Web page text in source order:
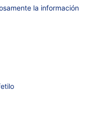
la información